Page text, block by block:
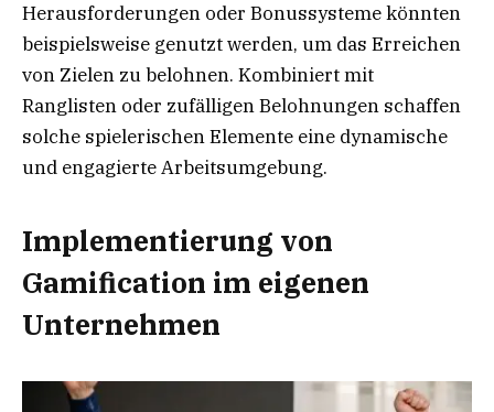
Herausforderungen oder Bonussysteme könnten
beispielsweise genutzt werden, um das Erreichen
von Zielen zu belohnen. Kombiniert mit
Ranglisten oder zufälligen Belohnungen schaffen
solche spielerischen Elemente eine dynamische
und engagierte Arbeitsumgebung.
Implementierung von
Gamification im eigenen
Unternehmen